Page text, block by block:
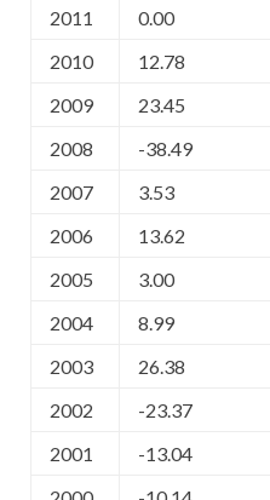
2011
0.00
2010
12.78
2009
23.45
2008
-38.49
2007
3.53
2006
13.62
2005
3.00
2004
8.99
2003
26.38
2002
-23.37
2001
-13.04